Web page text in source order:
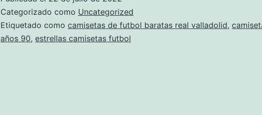
La
Historia
Del
Categorizado como Uncategorized
Etiquetado como camisetas de futbol baratas real valladolid,
años 90, estrellas camisetas futbol